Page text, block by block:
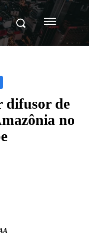
difusor de
no